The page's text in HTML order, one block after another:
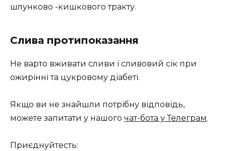
шлунково -кишкового тракту.
Слива протипоказання
Не варто вживати сливи і сливовий сік при
ожирінні та цукровому діабеті.
Якщо ви не знайшли потрібну відповідь,
можете запитати у нашого чат-бота у Телеграм.
Приєднуйтесть: